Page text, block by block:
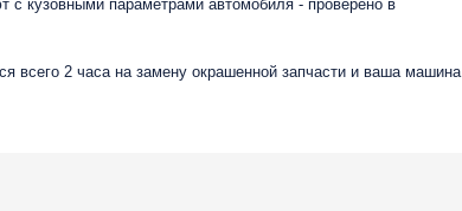
с кузовными параметрами автомобиля - проверено в
всего 2 часа на замену окрашенной запчасти и ваша машина